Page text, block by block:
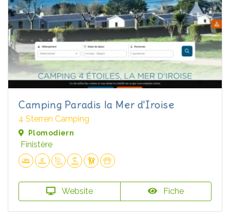
Camping Paradis la Mer d'Iroise
4 Sterren Camping
Plomodiern
Finistère
Website Fiche